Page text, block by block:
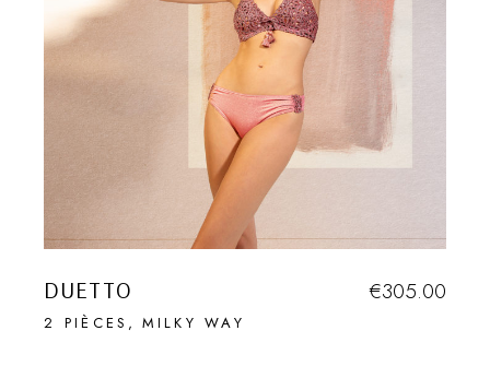
DUETTO
2 PIÈCES MILKY WAY
€305.00